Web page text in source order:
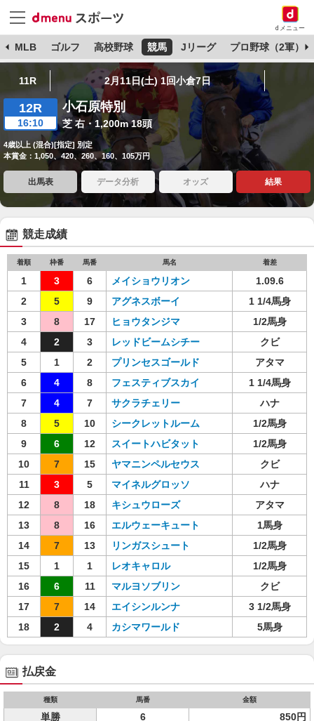
dメニュー
MLB ゴルフ 高校野球 競馬 Jリーグ プロ野球（2軍）
11R 2月11日(土) 1回小倉7日
12R
16:10
小石原特別
芝 右・1,200m 18頭
4歳以上 (混合)[指定] 別定
本賞金：1,050、420、260、160、105万円
出馬表 データ分析 オッズ 結果
競走成績
着順 枠番 馬番 馬名 着差
1 3 6 メイショウリオン
1.09.6
2
5 9 アグネスボーイ
1 1/4馬身
3
8 17 ヒョウタンジマ
1/2馬身
4
2 3 レッドビームシチー
クビ
5
1 2 プリンセスゴールド
アタマ
6
4 8 フェスティブスカイ
1 1/4馬身
7
4 7 サクラチェリー
ハナ
8
5 10 シークレットルーム
1/2馬身
9
6 12 スイートハビタット
1/2馬身
10
7 15 ヤマニンペルセウス
クビ
11
3 5 マイネルグロッソ
ハナ
12
8 18 キシュウローズ
アタマ
13
8 16 エルウェーキュート
1馬身
14
7 13 リンガスシュート
1/2馬身
15
1 1 レオキャロル
1/2馬身
16
6 11 マルヨソブリン
クビ
17
7 14 エイシンルンナ
3 1/2馬身
18
2 4 カシマワールド 5馬身
払戻金
種類 馬番 金額
単勝 6 850円